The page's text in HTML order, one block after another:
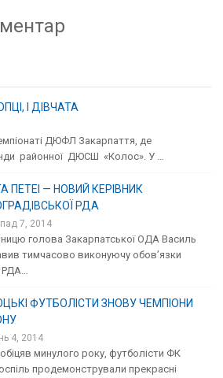
І ДІВЧАТА
ДЮФЛ Закарпаття, де
районної ДЮСШ «Колос». У …
ПЕТЕІ — НОВИЙ КЕРІВНИК
РДА
7, 2014
голова Закарпатської ОДА Василь
тимчасово виконуючу обов’язки
РДА…
ФУТБОЛІСТИ ЗНОВУ ЧЕМПІОНИ
4, 2014
обіцяв минулого року, футболісти ФК
продемонстрували прекрасні